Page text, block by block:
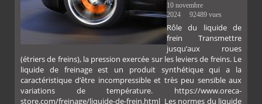
10 novembre
2024
92489 vues
Rôle du liquide de
frein Transmettre
jusqu’aux roues
(étriers de freins), la pression exercée sur les leviers de freins. Le
liquide de freinage est un produit synthétique qui a la
caractéristique d’être incompressible et très peu sensible aux
variations de température. https://www.oreca-
store.com/freinage/liquide-de-frein.html Les normes du liquide